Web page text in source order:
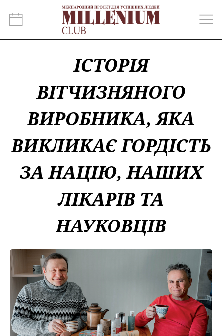
ІСТОРІЯ
ВІТЧИЗНЯНОГО
ВИРОБНИКА, ЯКА
ВИКЛИКАЄ ГОРДІСТЬ
ЗА НАЦІЮ, НАШИХ
ЛІКАРІВ ТА
НАУКОВЦІВ